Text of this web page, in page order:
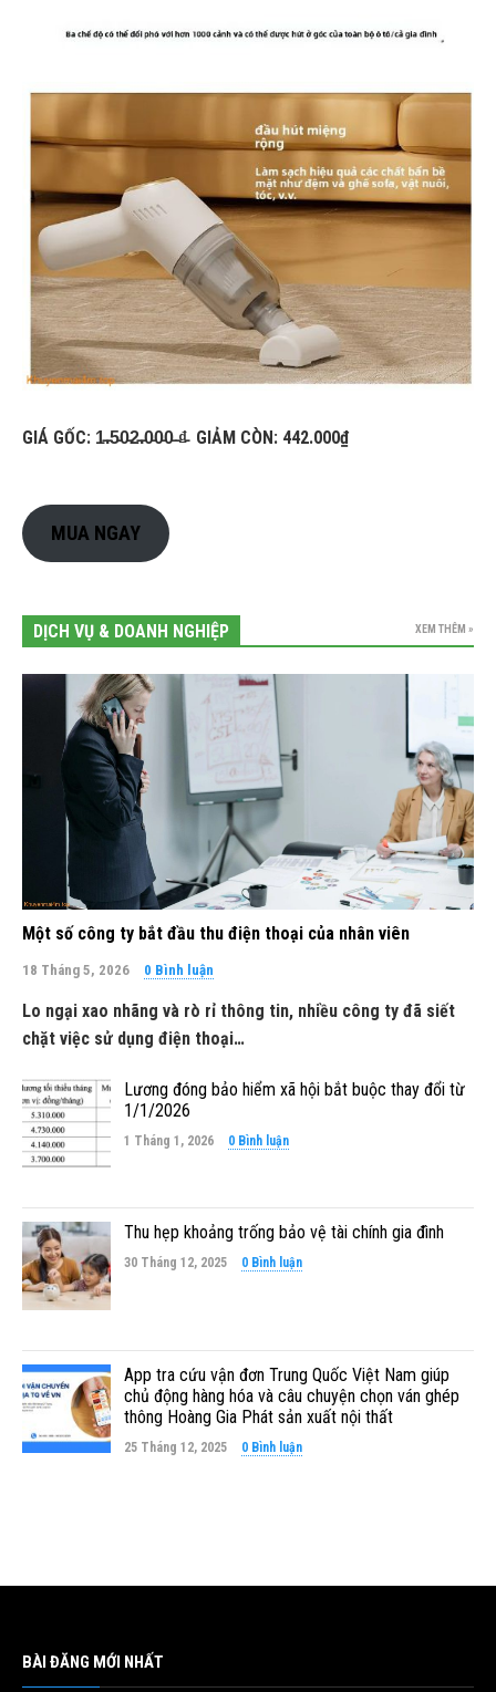
GIÁ GỐC: 1̵.̵5̵0̵2̵.̵0̵0̵0̵ ̵₫̵ GIẢM CÒN: 442.000₫
MUA NGAY
DỊCH VỤ & DOANH NGHIỆP XEM THÊM »
Một số công ty bắt đầu thu điện thoại của nhân viên
18 Tháng 5, 2026 0 Bình luận
Lo ngại xao nhãng và rò rỉ thông tin, nhiều công ty đã siết
chặt việc sử dụng điện thoại…
Lương đóng bảo hiểm xã hội bắt buộc thay đổi từ
1/1/2026
1 Tháng 1, 2026 0 Bình luận
Thu hẹp khoảng trống bảo vệ tài chính gia đình
30 Tháng 12, 2025 0 Bình luận
App tra cứu vận đơn Trung Quốc Việt Nam giúp
chủ động hàng hóa và câu chuyện chọn ván ghép
thông Hoàng Gia Phát sản xuất nội thất
25 Tháng 12, 2025 0 Bình luận
BÀI ĐĂNG MỚI NHẤT